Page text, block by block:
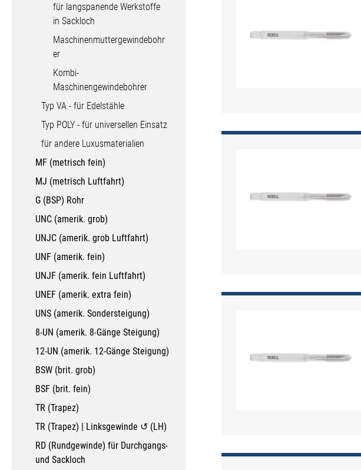
für langspanende Werkstoffe
in Sackloch
Maschinenmuttergewindebohr
er
Kombi-
Maschinengewindebohrer
Typ VA - für Edelstähle
Typ POLY - für universellen Einsatz
für andere Luxusmaterialien
MF (metrisch fein)
MJ (metrisch Luftfahrt)
G (BSP) Rohr
UNC (amerik. grob)
UNJC (amerik. grob Luftfahrt)
UNF (amerik. fein)
UNJF (amerik. fein Luftfahrt)
UNEF (amerik. extra fein)
UNS (amerik. Sondersteigung)
8-UN (amerik. 8-Gänge Steigung)
12-UN (amerik. 12-Gänge Steigung)
BSW (brit. grob)
BSF (brit. fein)
TR (Trapez)
TR (Trapez) | Linksgewinde ↺ (LH)
RD (Rundgewinde) für Durchgangs-
und Sackloch